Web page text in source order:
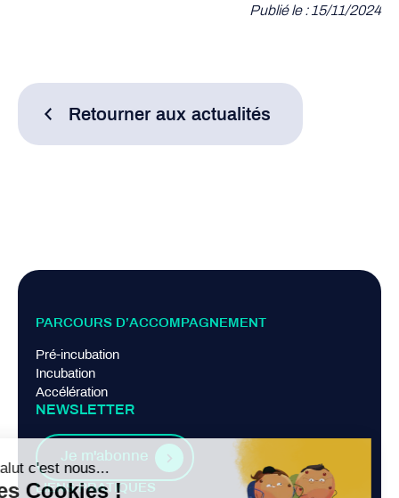
Publié le : 15/11/2024
Retourner aux actualités
PARCOURS D’ACCOMPAGNEMENT
Pré-incubation
Incubation
Accélération
NEWSLETTER
Je m'abonne
LIENS PRATIQUES